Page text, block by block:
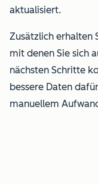
aktualisiert.
Zusätzlich erhalten
mit denen Sie sich
nächsten Schritte
bessere Daten
manuellem